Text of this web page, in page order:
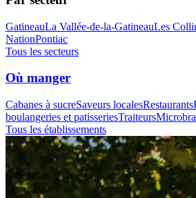
GatineauLa Vallée-de-la-GatineauLes
NationPontiac
Tous les secteurs
Où manger
Cabanes à sucreSaveurs localesRestaurants
boulangeries et patisseriesTraiteurs
Tous les établissements